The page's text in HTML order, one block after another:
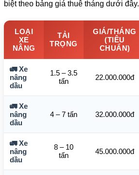
biệt theo bảng giá thuê tháng dưới đây.
LOẠI
XE
NÂNG
TẢI
TRỌNG
GIÁ/THÁNG
(TIÊU
CHUẨN)
🚛 Xe
nâng
dầu
1.5 – 3.5
tấn
22.000.000đ
🚛 Xe
nâng
dầu
4 – 7 tấn 32.000.000đ
🚛 Xe
nâng
dầu
8 – 10
tấn
45.000.000đ